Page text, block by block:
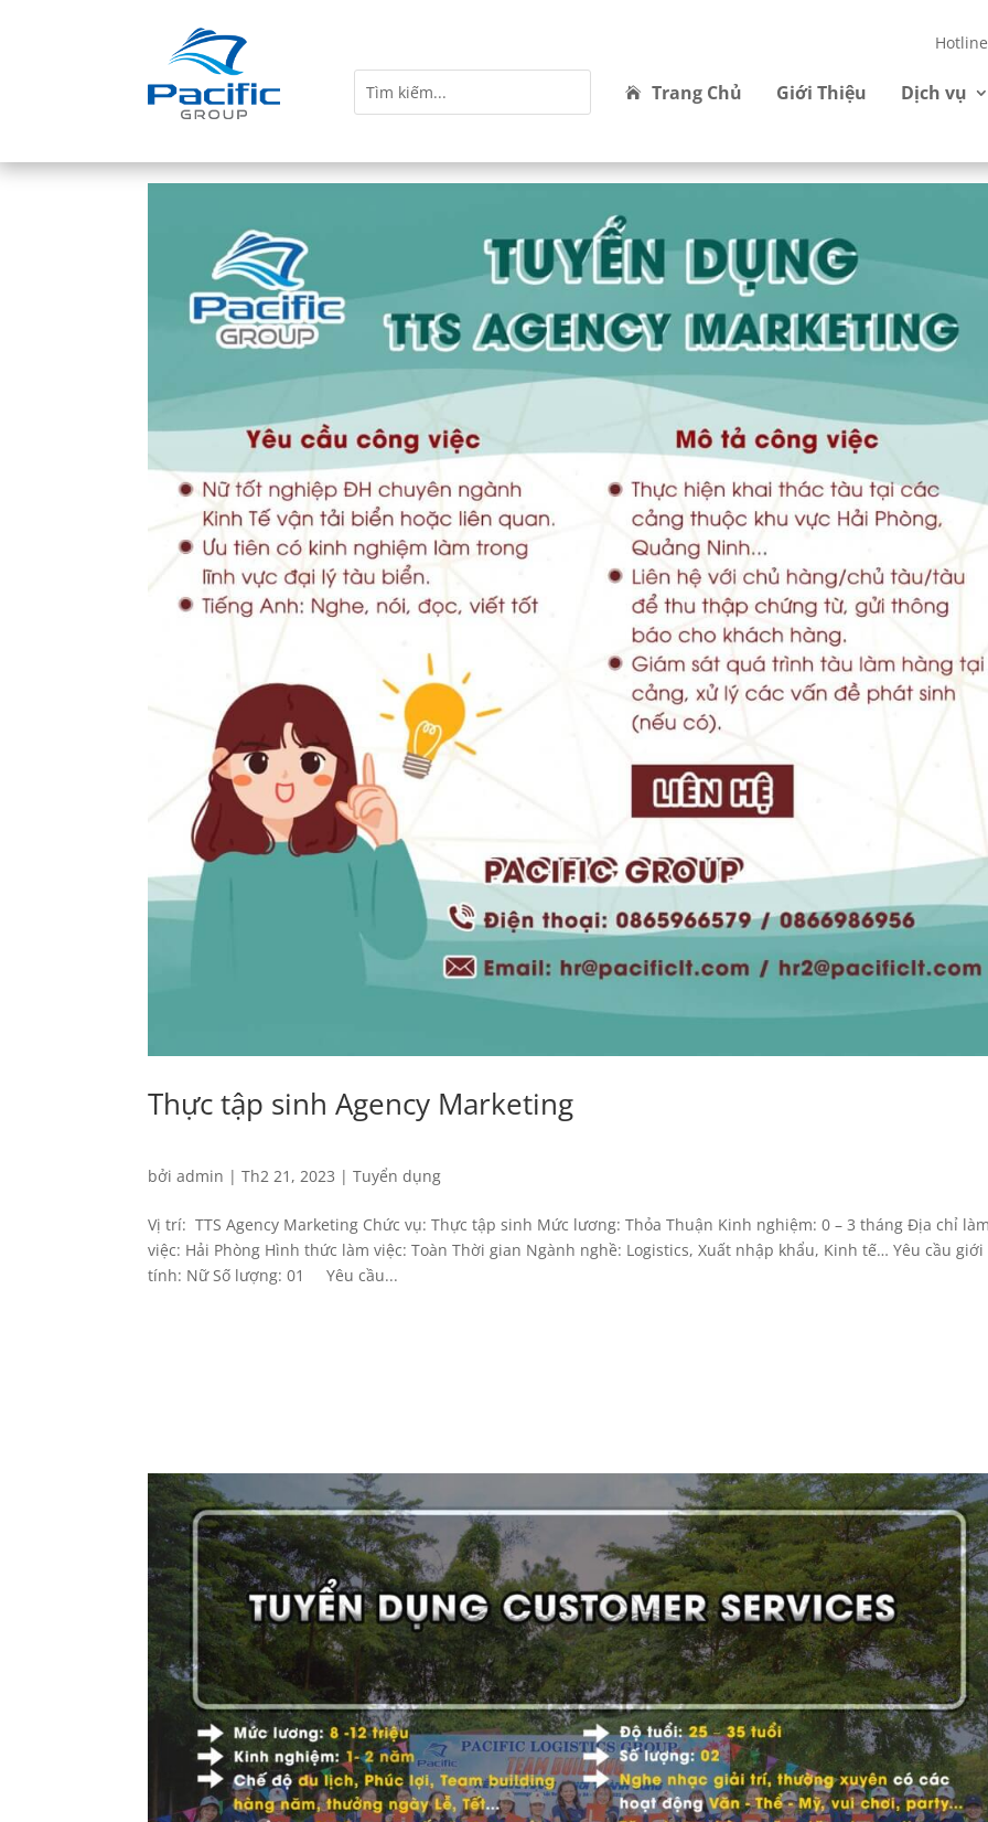
Trang Chủ Giới Thiệu Dịch vụ
Thực tập sinh Agency Marketing
bởiadmin |Th2 21, 2023 |Tuyển dụng
Vị trí: TTS Agency Marketing Chức vụ: Thực tập sinh Mức lương: Thỏa Thuận Kinh nghiệm: 0 – 3 tháng Địa chỉ
việc: Hải Phòng Hình thức làm việc: Toàn Thời gian Ngành nghề: Logistics, Xuất nhập khẩu, Kinh tế… Yêu cầu giới
tính: Nữ Số lượng: 01 Yêu cầu...